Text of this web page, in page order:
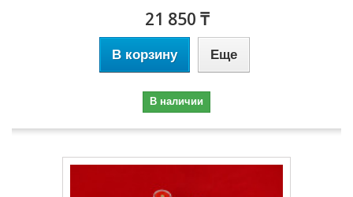
21 850 ₸
В корзину Еще
В наличии